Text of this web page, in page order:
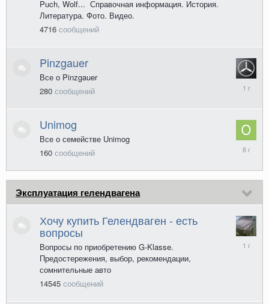
Puch, Wolf... Справочная информация. История.
Литература. Фото. Видео.
4716 сообщений
Pinzgauer
Все о Pinzgauer
280 сообщений
декабря
Unimog
Все о семействе Unimog
160 сообщений
апреля
Эксплуатация гелендвагена
Хочу купить Гелендваген - есть
вопросы
Вопросы по приобретению G-Klasse.
Предостережения, выбор, рекомендации,
сомнительные авто
14545 сообщений
февраля